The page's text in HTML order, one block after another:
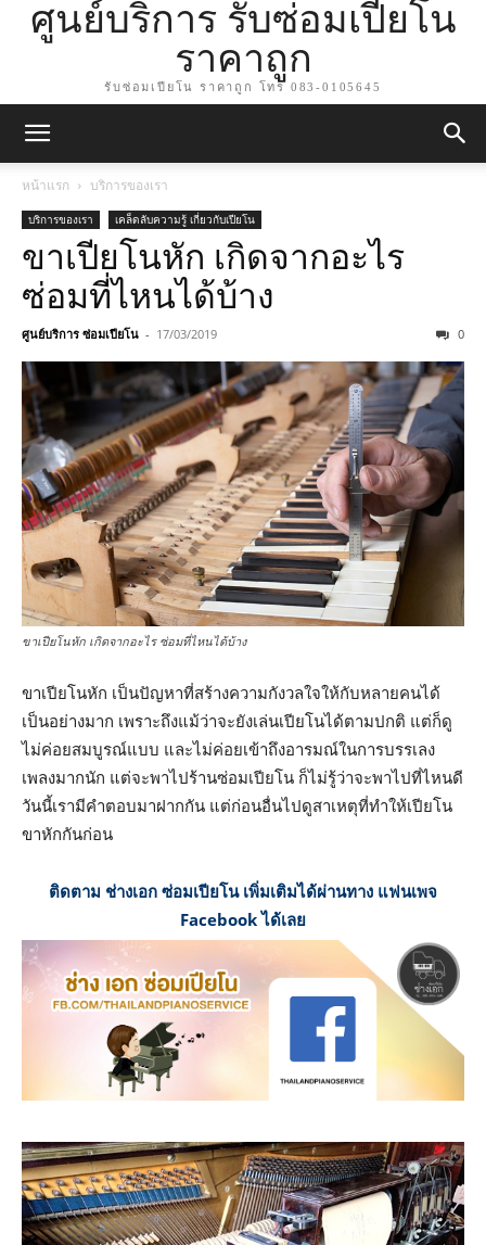
ศูนย์บริการ รับซ่อมเปียโน
ราคาถูก
รับซ่อมเปียโน ราคาถูก โทร 083-0105645
หน้าแรก บริการของเรา
บริการของเรา เคล็ดลับความรู้ เกี่ยวกับเปียโน
ขาเปียโนหัก เกิดจากอะไร
ซ่อมที่ไหนได้บ้าง
ศูนย์บริการ ซ่อมเปียโน - 17/03/2019 0
ขาเปียโนหัก เกิดจากอะไร ซ่อมที่ไหนได้บ้าง
ขาเปียโนหัก เป็นปัญหาที่สร้างความกังวลใจให้กับหลายคนได้
เป็นอย่างมาก เพราะถึงแม้ว่าจะยังเล่นเปียโนได้ตามปกติ แต่ก็ดู
ไม่ค่อยสมบูรณ์แบบ และไม่ค่อยเข้าถึงอารมณ์ในการบรรเลง
เพลงมากนัก แต่จะพาไปร้านซ่อมเปียโน ก็ไม่รู้ว่าจะพาไปที่ไหนดี
วันนี้เรามีคำตอบมาฝากกัน แต่ก่อนอื่นไปดูสาเหตุที่ทำให้เปียโน
ขาหักกันก่อน
ติดตาม ช่างเอก ซ่อมเปียโน เพิ่มเติมได้ผ่านทาง แฟนเพจ
Facebook ได้เลย